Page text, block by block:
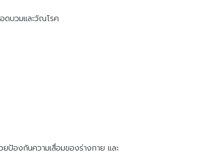
ดบวมและวัณโรค
ยป้องกันความเสื่อมของร่างกาย และ